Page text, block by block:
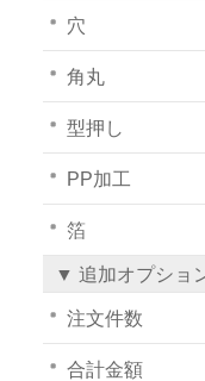
穴
角丸
型押し
PP加工
箔
▼ 追加オプショ
注文件数
合計金額